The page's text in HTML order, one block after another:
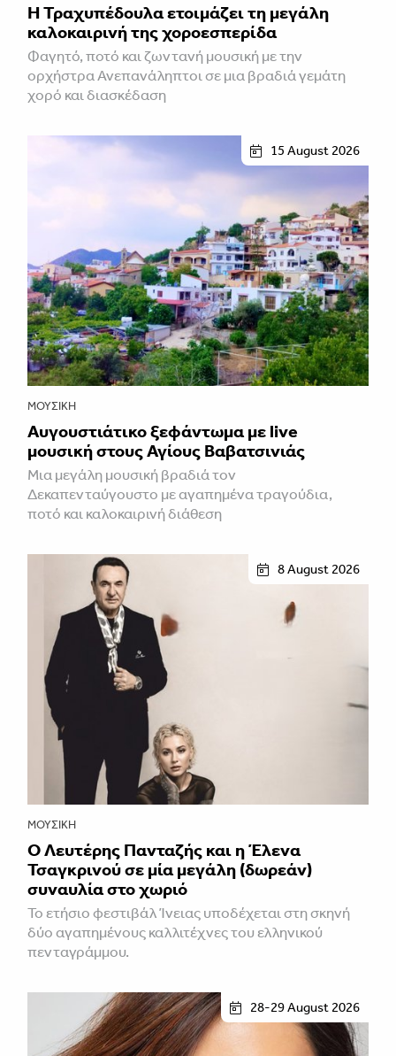
Η Τραχυπέδουλα ετοιμάζει τη μεγάλη
καλοκαιρινή της χοροεσπερίδα
Φαγητό, ποτό και ζωντανή μουσική με την
ορχήστρα Ανεπανάληπτοι σε μια βραδιά γεμάτη
χορό και διασκέδαση
15 August 2026
ΜΟΥΣΙΚΉ
Αυγουστιάτικο ξεφάντωμα με live
μουσική στους Αγίους Βαβατσινιάς
Μια μεγάλη μουσική βραδιά τον
Δεκαπενταύγουστο με αγαπημένα τραγούδια,
ποτό και καλοκαιρινή διάθεση
8 August 2026
ΜΟΥΣΙΚΉ
Ο Λευτέρης Πανταζής και η Έλενα
Τσαγκρινού σε μία μεγάλη (δωρεάν)
συναυλία στο χωριό
Το ετήσιο φεστιβάλ Ίνειας υποδέχεται στη σκηνή
δύο αγαπημένους καλλιτέχνες του ελληνικού
πενταγράμμου.
28-29 August 2026